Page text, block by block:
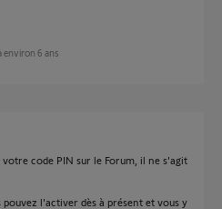
environ 6 ans
code PIN sur le Forum, il ne s'agit
l'activer dès à présent et vous y